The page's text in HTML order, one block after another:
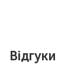
Відгуки